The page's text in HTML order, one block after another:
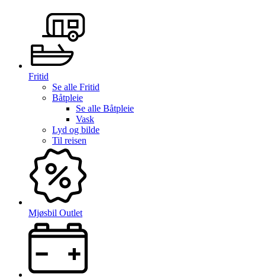
Fritid
Se alle Fritid
Båtpleie
Se alle Båtpleie
Vask
Lyd og bilde
Til reisen
Mjøsbil Outlet